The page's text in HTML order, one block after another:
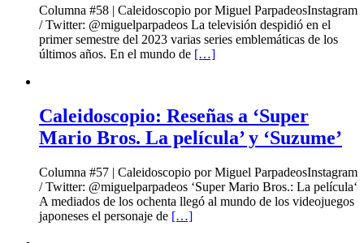
Columna #58 | Caleidoscopio por Miguel ParpadeosInstagram
/ Twitter: @miguelparpadeos La televisión despidió en el
primer semestre del 2023 varias series emblemáticas de los
últimos años. En el mundo de […]
Caleidoscopio: Reseñas a ‘Super
Mario Bros. La película’ y ‘Suzume’
Columna #57 | Caleidoscopio por Miguel ParpadeosInstagram
/ Twitter: @miguelparpadeos ‘Super Mario Bros.: La película‘
A mediados de los ochenta llegó al mundo de los videojuegos
japoneses el personaje de […]